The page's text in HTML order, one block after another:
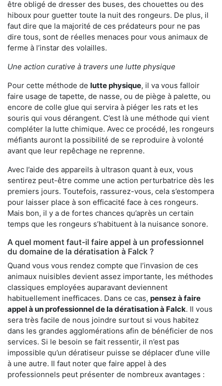
être obligé de dresser des buses, des chouettes ou des
hiboux pour guetter toute la nuit des rongeurs. De plus, il
faut dire que la majorité de ces prédateurs pour ne pas
dire tous, sont de réelles menaces pour vous animaux de
ferme à l’instar des volailles.
Une action curative à travers une lutte physique
Pour cette méthode de lutte physique, il va vous falloir
faire usage de tapette, de nasse, ou de piège à palette, ou
encore de colle glue qui servira à piéger les rats et les
souris qui vous dérangent. C’est là une méthode qui vient
compléter la lutte chimique. Avec ce procédé, les rongeurs
méfiants auront la possibilité de se reproduire à volonté
avant que leur repêchage ne reprenne.
Avec l’aide des appareils à ultrason quant à eux, vous
sentirez peut-être comme une action perturbatrice dès les
premiers jours. Toutefois, rassurez-vous, cela s’estompera
pour laisser place à son efficacité face à ces rongeurs.
Mais bon, il y a de fortes chances qu’après un certain
temps que les rongeurs s’habituent à la nuisance sonore.
A quel moment faut-il faire appel à un professionnel
du domaine de la dératisation à Falck ?
Quand vous vous rendez compte que l’invasion de ces
animaux nuisibles devient assez importante, les méthodes
classiques employées auparavant deviennent
habituellement inefficaces. Dans ce cas, pensez à faire
appel à un professionnel de la dératisation à Falck. Il vous
sera très facile de nous joindre surtout si vous habitez
dans les grandes agglomérations afin de bénéficier de nos
services. Si le besoin se fait ressentir, il n’est pas
impossible qu’un dératiseur puisse se déplacer d’une ville
à une autre. Il faut noter que faire appel à des
professionnels peut présenter de nombreux avantages :